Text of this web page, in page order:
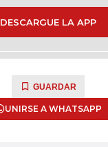
DESCARGUE LA APP
GUARDAR
UNIRSE A WHATSAPP